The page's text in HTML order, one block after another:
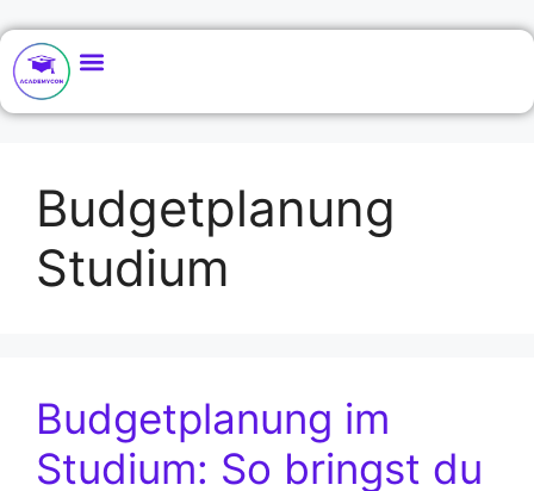
Budgetplanung
Studium
Budgetplanung im
Studium: So bringst du